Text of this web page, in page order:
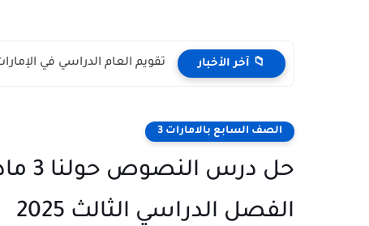
📁 آخر الأخبار تقويم العام الدراسي في الإمارات 2026 – 2027 -
الصف السابع بالامارات 3
حل
الفصل الدراسي الثالث 2025